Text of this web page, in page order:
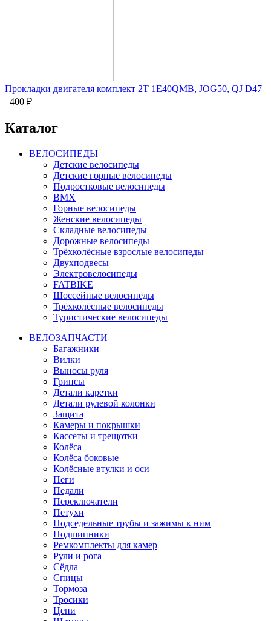
Прокладки двигателя комплект 2Т 1E40QMB, JOG50, QJ D47
400 ₽
Каталог
ВЕЛОСИПЕДЫ
Детские велосипеды
Детские горные велосипеды
Подростковые велосипеды
BMX
Горные велосипеды
Женские велосипеды
Складные велосипеды
Дорожные велосипеды
Трёхколёсные взрослые велосипеды
Двухподвесы
Электровелосипеды
FATBIKE
Шоссейные велосипеды
Трёхколёсные велосипеды
Туристические велосипеды
ВЕЛОЗАПЧАСТИ
Багажники
Вилки
Выносы руля
Грипсы
Детали каретки
Детали рулевой колонки
Защита
Камеры и покрышки
Кассеты и трещотки
Колёса
Колёса боковые
Колёсные втулки и оси
Пеги
Педали
Переключатели
Петухи
Подседельные трубы и зажимы к ним
Подшипники
Ремкомплекты для камер
Рули и рога
Сёдла
Спицы
Тормоза
Тросики
Цепи